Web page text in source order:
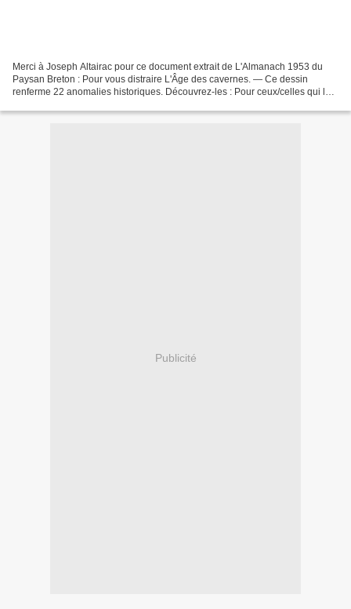
Merci à Joseph Altairac pour ce document extrait de L'Almanach 1953 du
Paysan Breton : Pour vous distraire L'Âge des cavernes. — Ce dessin
renferme 22 anomalies historiques. Découvrez-les : Pour ceux/celles qui le
Publicité